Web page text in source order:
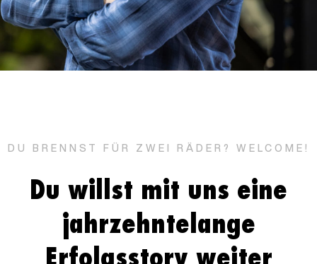
DU BRENNST FÜR ZWEI RÄDER? WELCOME!
Du willst mit uns eine
jahrzehntelange
Erfolgsstory weiter